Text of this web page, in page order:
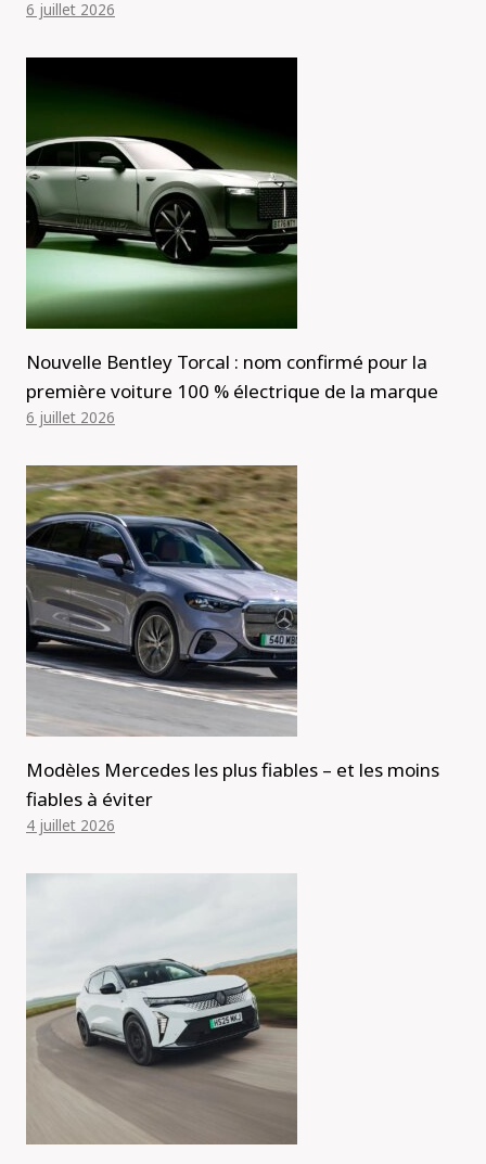
6 juillet 2026
Nouvelle Bentley Torcal : nom confirmé pour la
première voiture 100 % électrique de la marque
6 juillet 2026
Modèles Mercedes les plus fiables – et les moins
fiables à éviter
4 juillet 2026